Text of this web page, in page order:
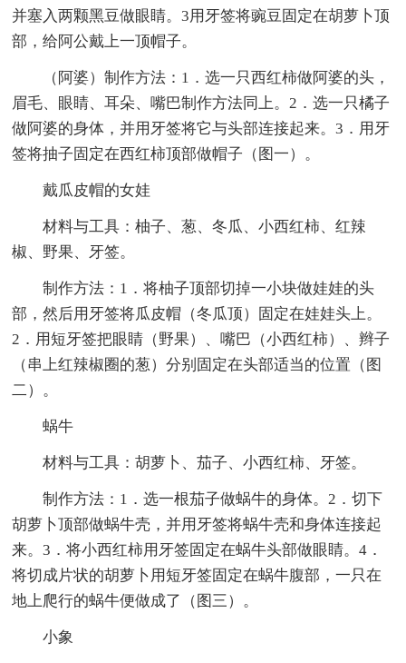
并塞入两颗黑豆做眼睛。3用牙签将豌豆固定在胡萝卜顶
部，给阿公戴上一顶帽子。
（阿婆）制作方法：1．选一只西红柿做阿婆的头，
眉毛、眼睛、耳朵、嘴巴制作方法同上。2．选一只橘子
做阿婆的身体，并用牙签将它与头部连接起来。3．用牙
签将抽子固定在西红柿顶部做帽子（图一）。
戴瓜皮帽的女娃
材料与工具：柚子、葱、冬瓜、小西红柿、红辣
椒、野果、牙签。
制作方法：1．将柚子顶部切掉一小块做娃娃的头
部，然后用牙签将瓜皮帽（冬瓜顶）固定在娃娃头上。
2．用短牙签把眼睛（野果）、嘴巴（小西红柿）、辫子
（串上红辣椒圈的葱）分别固定在头部适当的位置（图
二）。
蜗牛
材料与工具：胡萝卜、茄子、小西红柿、牙签。
制作方法：1．选一根茄子做蜗牛的身体。2．切下
胡萝卜顶部做蜗牛壳，并用牙签将蜗牛壳和身体连接起
来。3．将小西红柿用牙签固定在蜗牛头部做眼睛。4．
将切成片状的胡萝卜用短牙签固定在蜗牛腹部，一只在
地上爬行的蜗牛便做成了（图三）。
小象